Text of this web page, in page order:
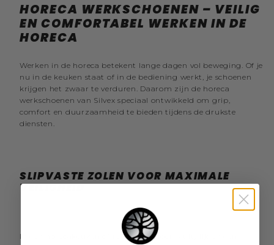
HORECA WERKSCHOENEN – VEILIG
EN COMFORTABEL WERKEN IN DE
HORECA
Werken in de horeca betekent lange dagen vol beweging. Of je
nu in de keuken staat of in de bediening werkt, je schoenen
krijgen het zwaar te verduren. Daarom zijn de horeca
werkschoenen van Silvex speciaal ontwikkeld om grip,
comfort en duurzaamheid te bieden tijdens de drukste
diensten.
SLIPVASTE ZOLEN VOOR MAXIMALE
VEILIGHEID
In een horecakeuken of restaurantvloer is uitglijden een